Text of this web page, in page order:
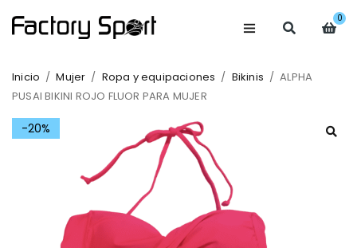
0
Inicio / Mujer / Ropa y equipaciones / Bikinis / ALPHA
PUSAI BIKINI ROJO FLUOR PARA MUJER
-20%